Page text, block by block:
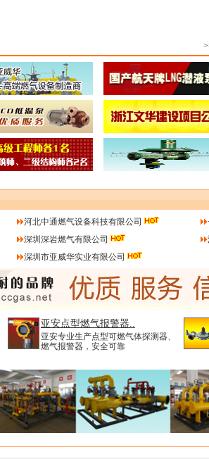
河北中通燃气设备科技有限公司
深圳深岩燃气有限公司
深圳市亚威华实业有限公司
亚安点型燃气报警器..
亚安专业生产点型可燃气体探测器、
燃气报警器，安全可靠